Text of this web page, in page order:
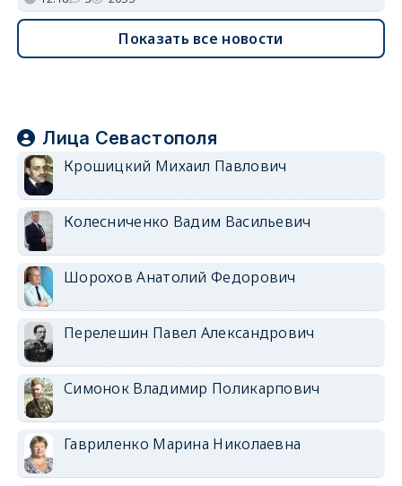
Показать все новости
Лица Севастополя
Крошицкий Михаил Павлович
Колесниченко Вадим Васильевич
Шорохов Анатолий Федорович
Перелешин Павел Александрович
Симонок Владимир Поликарпович
Гавриленко Марина Николаевна